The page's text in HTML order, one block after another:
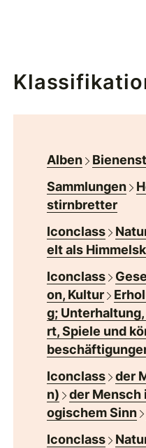
Alben
Sammlungen
stirnbretter
Iconclass
elt als
Iconclass
on, Kultur
g;
rt, Spiele und
Iconclass
der
n)
der Mensch
ogischem Sinn
Iconclass